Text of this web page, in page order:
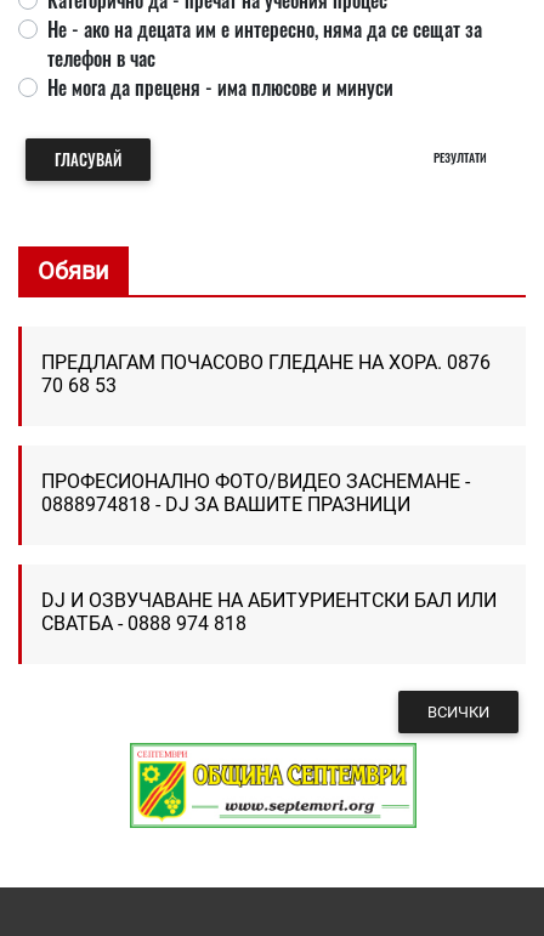
Не - ако на децата им е интересно, няма да се сещат за
телефон в час
Не мога да преценя - има плюсове и минуси
ГЛАСУВАЙ РЕЗУЛТАТИ
Обяви
ПРЕДЛАГАМ ПОЧАСОВО ГЛЕДАНЕ НА ХОРА. 0876
70 68 53
ПРОФЕСИОНАЛНО ФОТО/ВИДЕО ЗАСНЕМАНЕ -
0888974818 - DJ ЗА ВАШИТЕ ПРАЗНИЦИ
DJ И ОЗВУЧАВАНЕ НА АБИТУРИЕНТСКИ БАЛ ИЛИ
СВАТБА - 0888 974 818
ВСИЧКИ